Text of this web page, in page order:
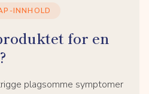
INNHOLD
for en
plagsomme symptomer